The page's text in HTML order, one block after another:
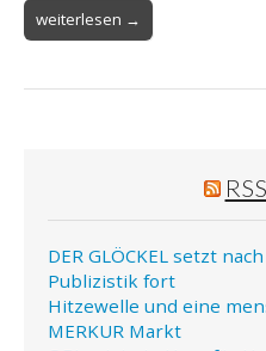
weiterlesen →
DER GLÖCKEL setzt
Publizistik fort
Hitzewelle und eine
MERKUR Markt